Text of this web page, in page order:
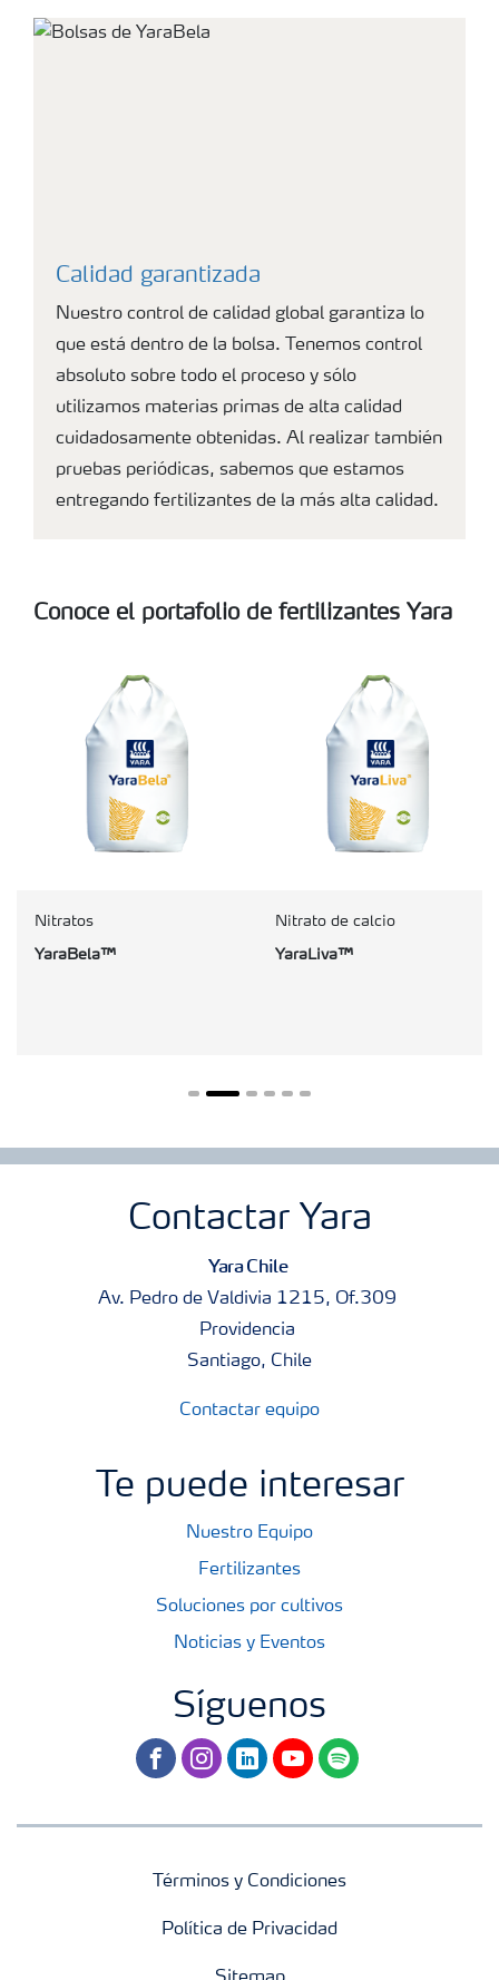
Calidad garantizada
Nuestro control de calidad global garantiza lo
que está dentro de la bolsa. Tenemos control
absoluto sobre todo el proceso y sólo
utilizamos materias primas de alta calidad
cuidadosamente obtenidas. Al realizar también
pruebas periódicas, sabemos que estamos
entregando fertilizantes de la más alta calidad.
Conoce el portafolio de fertilizantes Yara
Nitratos
YaraBela™
Nitrato de calcio
YaraLiva™
Contactar Yara
Yara Chile
Av. Pedro de Valdivia 1215, Of.309
Providencia
Santiago, Chile
Contactar equipo
Te puede interesar
Nuestro Equipo
Fertilizantes
Soluciones por cultivos
Noticias y Eventos
Síguenos
facebookinstagram
linkedinyoutubespotify
Términos y Condiciones
Política de Privacidad